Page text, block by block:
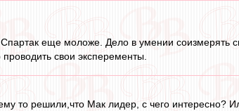
еще моложе. Дело в умении соизмерять
свои эксперементы.
то решили,что Мак лидер, с чего